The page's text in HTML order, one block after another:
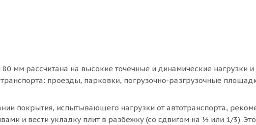
мм рассчитана на высокие точечные и динамические нагрузки и
проезды, парковки, погрузочно-разгрузочные
покрытия, испытывающего нагрузки от автотранспорта,
и вести укладку плит в разбежку (со сдвигом на ½ или 1/3). Это